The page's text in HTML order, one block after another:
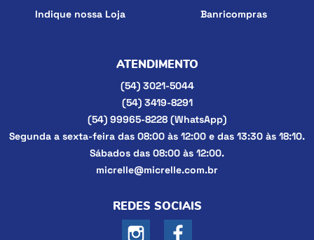
Indique nossa Loja
Banricompras
ATENDIMENTO
(54)3021-5044
(54)3419-8291
(54) 99965-8228 (WhatsApp)
Segunda a sexta-feira das 08:00 às 12:00 e das 13:30 às 18:10.
Sábados das 08:00 às 12:00.
micrelle@micrelle.com.br
REDES SOCIAIS